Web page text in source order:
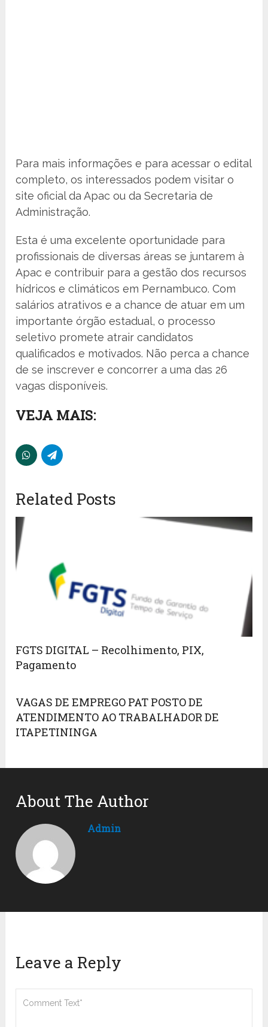
Para mais informações e para acessar o edital
completo, os interessados podem visitar o
site oficial da Apac ou da Secretaria de
Administração.
Esta é uma excelente oportunidade para
profissionais de diversas áreas se juntarem à
Apac e contribuir para a gestão dos recursos
hídricos e climáticos em Pernambuco. Com
salários atrativos e a chance de atuar em um
importante órgão estadual, o processo
seletivo promete atrair candidatos
qualificados e motivados. Não perca a chance
de se inscrever e concorrer a uma das 26
vagas disponíveis.
VEJA MAIS:
Related Posts
FGTS DIGITAL – Recolhimento, PIX,
Pagamento
VAGAS DE EMPREGO PAT POSTO DE
ATENDIMENTO AO TRABALHADOR DE
ITAPETININGA
About The Author
Admin
Leave a Reply